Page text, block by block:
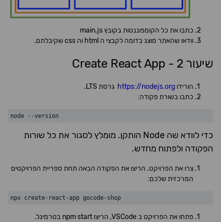
כתבו את כל הקומפוננטות בקובץ main.js
וודאו שהאתר מוצג בדומה לקבצי ה html וה css שקיבלתם.
שיעור 2 - Create React App
הורידו https://nodejs.org גרסת LTS.
כתבו בשורת פקודה:
כדי לוודא שה Node הותקן. מומלץ לסגור את כל שורות
הפקודה ולפתוח מחדש.
צרו את הפרויקט. הריצו את הפקודה הבאה תחת ספריית הפרויקטים
המרכזית שלכם:
פתחו את הפרויקט ב VSCode, הריצו npm start בטרמינל.